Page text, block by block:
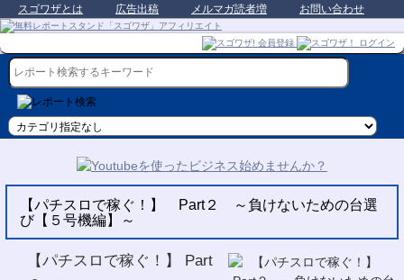
スゴワザとは 広告出稿 メルマガ読者増 お問い合わせ
【パチスロで稼ぐ！】 Part２ ～負けないための台選
び【５号機編】～
【パチスロで稼ぐ！】 Part